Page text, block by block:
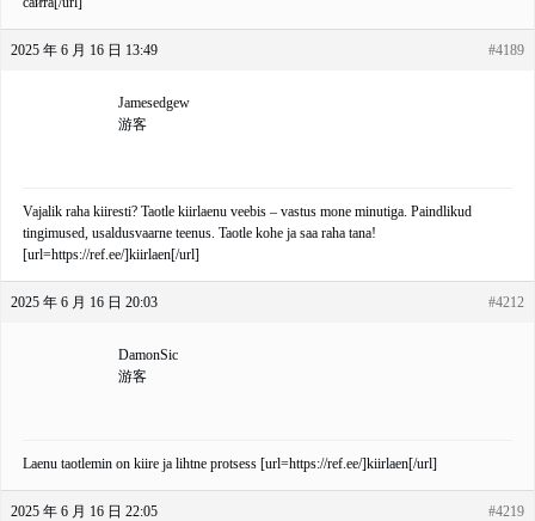
2025 年 6 月 16 日 13:49 #4189
Jamesedgew
游客
Vajalik raha kiiresti? Taotle kiirlaenu veebis – vastus mone minutiga. Paindlikud
tingimused, usaldusvaarne teenus. Taotle kohe ja saa raha tana!
[url=https://ref.ee/]kiirlaen[/url]
2025 年 6 月 16 日 20:03 #4212
DamonSic
游客
Laenu taotlemin on kiire ja lihtne protsess [url=https://ref.ee/]kiirlaen[/url]
2025 年 6 月 16 日 22:05 #4219